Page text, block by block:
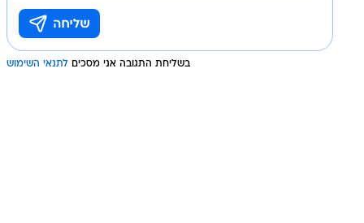
בשליחת התגובה אני מסכים לתנאי השימוש